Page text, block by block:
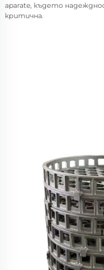
aparate, където
критична.